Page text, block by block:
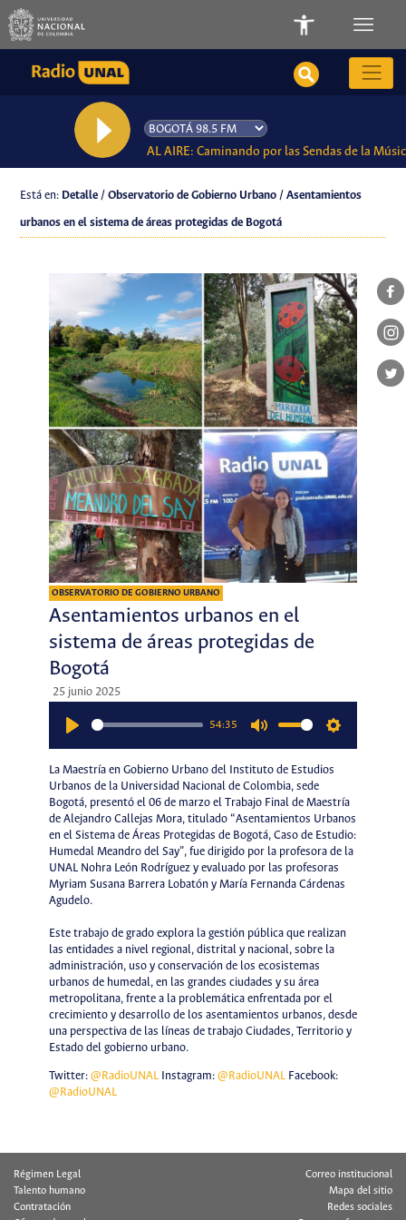
AL AIRE: Caminando por las Sendas de la
Está en: Detalle / Observatorio de Gobierno Urbano / Asentamientos
urbanos en el sistema de áreas protegidas de Bogotá
OBSERVATORIO DE GOBIERNO URBANO
Asentamientos urbanos en el
sistema de áreas protegidas de
Bogotá
25 junio 2025
54:35
La Maestría en Gobierno Urbano del Instituto de Estudios
Urbanos de la Universidad Nacional de Colombia, sede
Bogotá, presentó el 06 de marzo el Trabajo Final de Maestría
de Alejandro Callejas Mora, titulado “Asentamientos Urbanos
en el Sistema de Áreas Protegidas de Bogotá, Caso de Estudio:
Humedal Meandro del Say”, fue dirigido por la profesora de la
UNAL Nohra León Rodríguez y evaluado por las profesoras
Myriam Susana Barrera Lobatón y María Fernanda Cárdenas
Agudelo.
Este trabajo de grado explora la gestión pública que realizan
las entidades a nivel regional, distrital y nacional, sobre la
administración, uso y conservación de los ecosistemas
urbanos de humedal, en las grandes ciudades y su área
metropolitana, frente a la problemática enfrentada por el
crecimiento y desarrollo de los asentamientos urbanos, desde
una perspectiva de las líneas de trabajo Ciudades, Territorio y
Estado del gobierno urbano.
Twitter: @RadioUNALInstagram: @RadioUNALFacebook:
@RadioUNAL
Régimen Legal
Talento humano
Contratación
Correo institucional
Mapa del sitio
Redes sociales